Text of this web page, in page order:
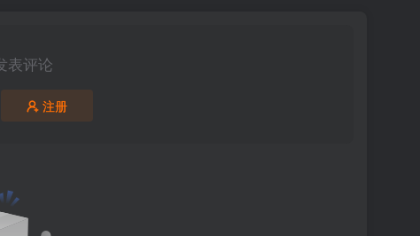
表评论
注册